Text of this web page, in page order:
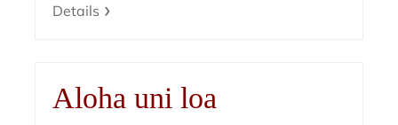
Details
Aloha uni loa